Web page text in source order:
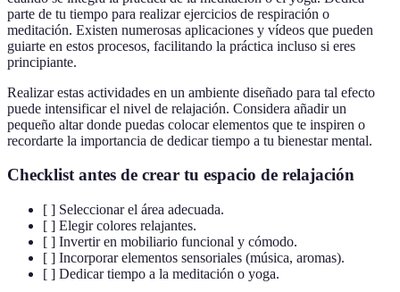
parte de tu tiempo para realizar ejercicios de respiración o
meditación. Existen numerosas aplicaciones y vídeos que pueden
guiarte en estos procesos, facilitando la práctica incluso si eres
principiante.
Realizar estas actividades en un ambiente diseñado para tal efecto
puede intensificar el nivel de relajación. Considera añadir un
pequeño altar donde puedas colocar elementos que te inspiren o
recordarte la importancia de dedicar tiempo a tu bienestar mental.
Checklist antes de crear tu espacio de relajación
[ ] Seleccionar el área adecuada.
[ ] Elegir colores relajantes.
[ ] Invertir en mobiliario funcional y cómodo.
[ ] Incorporar elementos sensoriales (música, aromas).
[ ] Dedicar tiempo a la meditación o yoga.